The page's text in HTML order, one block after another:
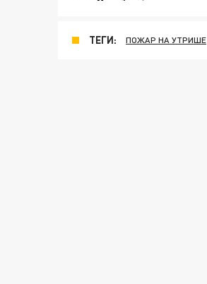
ТЕГИ: ПОЖАР НА УТРИШЕ